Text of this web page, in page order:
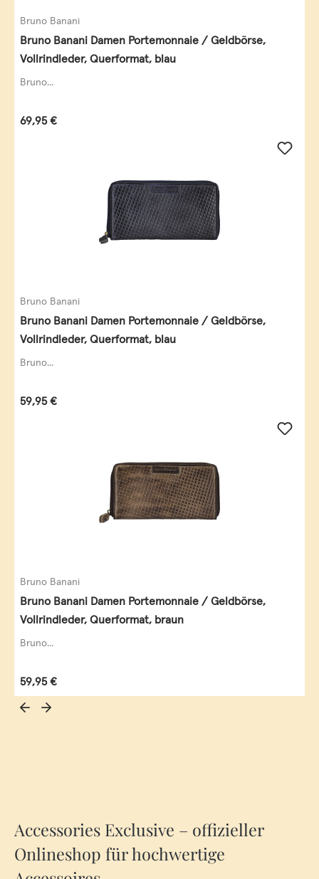
Bruno Banani
Bruno Banani Damen Portemonnaie / Geldbörse,
Vollrindleder, Querformat, blau
Bruno...
Regulärer Preis:
69,95 €
Bruno Banani
Bruno Banani Damen Portemonnaie / Geldbörse,
Vollrindleder, Querformat, blau
Bruno...
Regulärer Preis:
59,95 €
Bruno Banani
Bruno Banani Damen Portemonnaie / Geldbörse,
Vollrindleder, Querformat, braun
Bruno...
Regulärer Preis:
59,95 €
Accessories Exclusive – offizieller
Onlineshop für hochwertige